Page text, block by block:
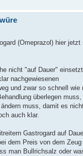
(Omeprazol) hier jetzt
nicht "auf Dauer"
nachgewiesenen
und zwar so schnell wie
überlegen
muss, damit es
auch klar.
Gastrogard auf
dem Preis von dem Zeug
man Bullrichsalz oder